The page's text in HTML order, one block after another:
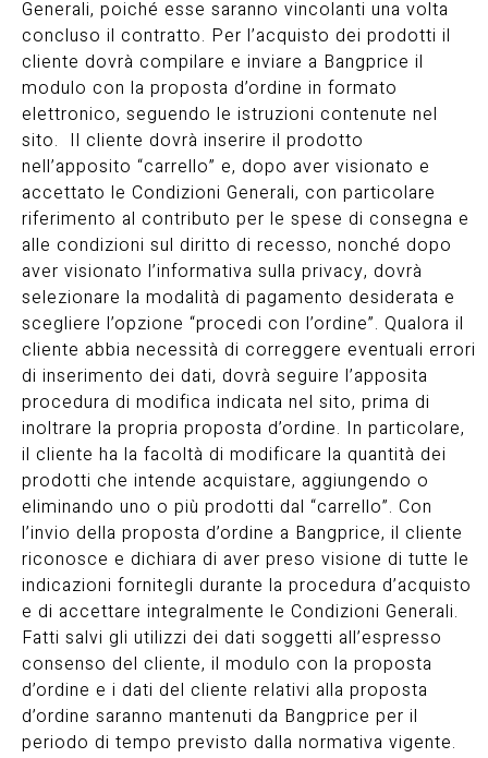
Generali, poiché esse saranno vincolanti una volta
concluso il contratto. Per l’acquisto dei prodotti il
cliente dovrà compilare e inviare a Bangprice il
modulo con la proposta d’ordine in formato
elettronico, seguendo le istruzioni contenute nel
sito. Il cliente dovrà inserire il prodotto
nell’apposito “carrello” e, dopo aver visionato e
accettato le Condizioni Generali, con particolare
riferimento al contributo per le spese di consegna e
alle condizioni sul diritto di recesso, nonché dopo
aver visionato l’informativa sulla privacy, dovrà
selezionare la modalità di pagamento desiderata e
scegliere l’opzione “procedi con l’ordine”. Qualora il
cliente abbia necessità di correggere eventuali errori
di inserimento dei dati, dovrà seguire l’apposita
procedura di modifica indicata nel sito, prima di
inoltrare la propria proposta d’ordine. In particolare,
il cliente ha la facoltà di modificare la quantità dei
prodotti che intende acquistare, aggiungendo o
eliminando uno o più prodotti dal “carrello”. Con
l’invio della proposta d’ordine a Bangprice, il cliente
riconosce e dichiara di aver preso visione di tutte le
indicazioni fornitegli durante la procedura d’acquisto
e di accettare integralmente le Condizioni Generali.
Fatti salvi gli utilizzi dei dati soggetti all’espresso
consenso del cliente, il modulo con la proposta
d’ordine e i dati del cliente relativi alla proposta
d’ordine saranno mantenuti da Bangprice per il
periodo di tempo previsto dalla normativa vigente.